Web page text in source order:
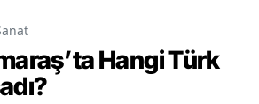
Hangi Türk